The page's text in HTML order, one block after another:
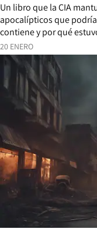
20 ENERO
Un libro que la CIA
apocalípticos que
contiene y por qué